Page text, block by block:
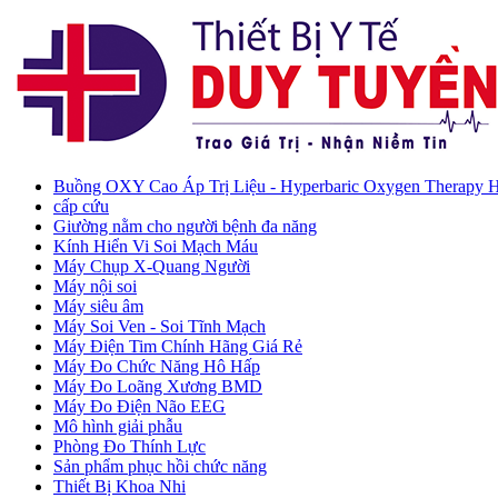
Buồng OXY Cao Áp Trị Liệu - Hyperbaric Oxygen Therapy
cấp cứu
Giường nằm cho người bệnh đa năng
Kính Hiển Vi Soi Mạch Máu
Máy Chụp X-Quang Người
Máy nội soi
Máy siêu âm
Máy Soi Ven - Soi Tĩnh Mạch
Máy Điện Tim Chính Hãng Giá Rẻ
Máy Đo Chức Năng Hô Hấp
Máy Đo Loãng Xương BMD
Máy Đo Điện Não EEG
Mô hình giải phẫu
Phòng Đo Thính Lực
Sản phẩm phục hồi chức năng
Thiết Bị Khoa Nhi